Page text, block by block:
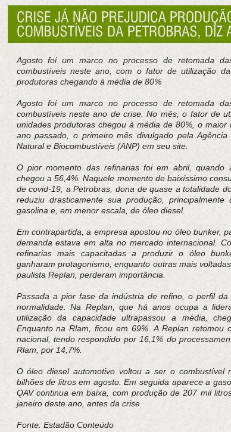
Agosto foi um marco no processo de retomada
combustíveis neste ano, com o fator de utilização
produtoras chegando à média de 80%
Agosto foi um marco no processo de retomada
combustíveis neste ano de crise. No mês, o fator de
unidades produtoras chegou à média de 80%, o maior
ano passado, o primeiro mês divulgado pela
Natural e Biocombustíveis (ANP) em seu site.
O pior momento das refinarias foi em abril, quando
chegou a 56,4%. Naquele momento de baixíssimo
de covid-19, a Petrobras, dona de quase a totalidade
reduziu drasticamente sua produção, principalmente
gasolina e, em menor escala, de óleo diesel.
Em contrapartida, a empresa apostou no óleo bunker,
demanda estava em alta no mercado internacional.
refinarias mais capacitadas a produzir o óleo
ganharam protagonismo, enquanto outras mais
paulista Replan, perderam importância.
Passada a pior fase da indústria de refino, o perfil
normalidade. Na Replan, que há anos ocupa a
utilização da capacidade ultrapassou a média,
Enquanto na Rlam, ficou em 69%. A Replan retomou
nacional, tendo respondido por 16,1% do
Rlam, por 14,7%.
O óleo diesel automotivo voltou a ser o combustível
bilhões de litros em agosto. Em seguida aparece a
QAV continua em baixa, com produção de 207 mil
janeiro deste ano, antes da crise.
Fonte: Estadão Conteúdo